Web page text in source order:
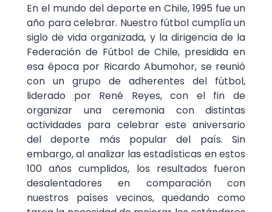
En el mundo del deporte en Chile, 1995 fue un
año para celebrar. Nuestro fútbol cumplía un
siglo de vida organizada, y la dirigencia de la
Federación de Fútbol de Chile, presidida en
esa época por Ricardo Abumohor, se reunió
con un grupo de adherentes del fútbol,
liderado por René Reyes, con el fin de
organizar una ceremonia con distintas
actividades para celebrar este aniversario
del deporte más popular del país. Sin
embargo, al analizar las estadísticas en estos
100 años cumplidos, los resultados fueron
desalentadores en comparación con
nuestros países vecinos, quedando como